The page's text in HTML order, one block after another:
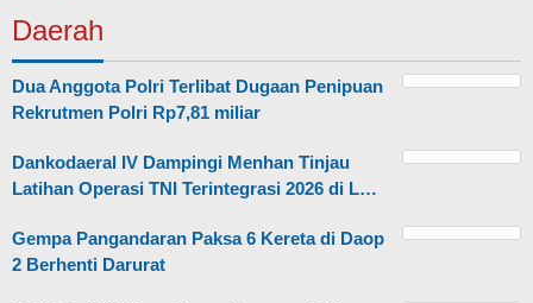
Daerah
Dua Anggota Polri Terlibat Dugaan Penipuan
Rekrutmen Polri Rp7,81 miliar
Dankodaeral IV Dampingi Menhan Tinjau
Latihan Operasi TNI Terintegrasi 2026 di L…
Gempa Pangandaran Paksa 6 Kereta di Daop
2 Berhenti Darurat